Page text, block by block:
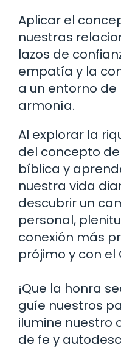
Aplicar el
nuestras
lazos de
empatía y la
a un entorno
armonía.
Al explorar la
del concepto
bíblica y
nuestra vida
descubrir un
personal,
conexión más
prójimo y con el
¡Que la honra
guíe nuestros
ilumine nuestro
de fe y